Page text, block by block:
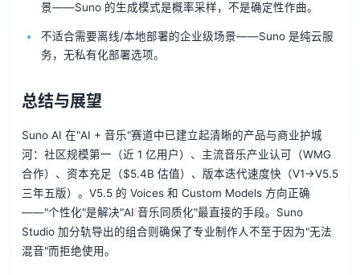
景——Suno 的生成模式是概率采样，不是确定性作曲。
不适合需要离线/本地部署的企业级场景——Suno 是纯云服
务，无私有化部署选项。
总结与展望
Suno AI 在"AI + 音乐"赛道中已建立起清晰的产品与商业护城
河：社区规模第一（近 1 亿用户）、主流音乐产业认可（WMG
合作）、资本充足（$5.4B 估值）、版本迭代速度快（V1→V5.5
三年五版）。V5.5 的 Voices 和 Custom Models 方向正确
——"个性化"是解决"AI 音乐同质化"最直接的手段。Suno
Studio 加分轨导出的组合则确保了专业制作人不至于因为"无法
混音"而拒绝使用。